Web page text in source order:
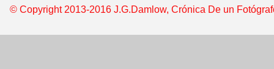
© Copyright 2013-2016 J.G.Damlow, Crónica De un